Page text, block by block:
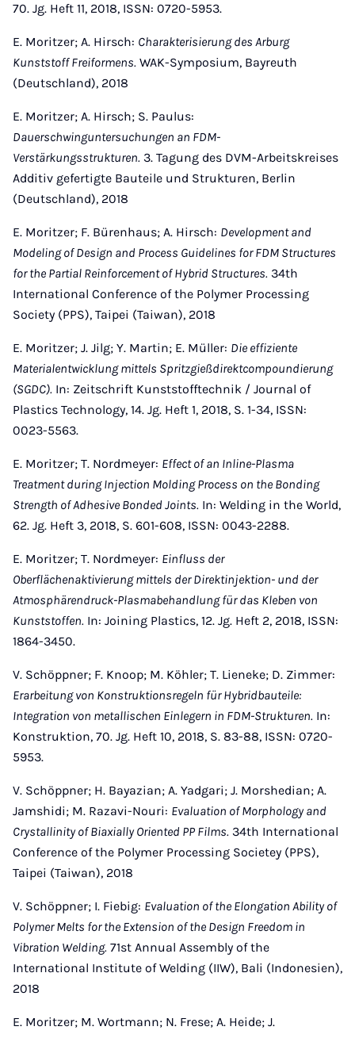
70. Jg. Heft 11, 2018, ISSN: 0720-5953.
E. Moritzer; A. Hirsch: Charakterisierung des Arburg
Kunststoff Freiformens. WAK-Symposium, Bayreuth
(Deutschland), 2018
E. Moritzer; A. Hirsch; S. Paulus:
Dauerschwinguntersuchungen an FDM-
Verstärkungsstrukturen. 3. Tagung des DVM-Arbeitskreises
Additiv gefertigte Bauteile und Strukturen, Berlin
(Deutschland), 2018
E. Moritzer; F. Bürenhaus; A. Hirsch: Development and
Modeling of Design and Process Guidelines for FDM Structures
for the Partial Reinforcement of Hybrid Structures. 34th
International Conference of the Polymer Processing
Society (PPS), Taipei (Taiwan), 2018
E. Moritzer; J. Jilg; Y. Martin; E. Müller: Die effiziente
Materialentwicklung mittels Spritzgießdirektcompoundierung
(SGDC). In: Zeitschrift Kunststofftechnik / Journal of
Plastics Technology, 14. Jg. Heft 1, 2018, S. 1-34, ISSN:
0023-5563.
E. Moritzer; T. Nordmeyer: Effect of an Inline-Plasma
Treatment during Injection Molding Process on the Bonding
Strength of Adhesive Bonded Joints. In: Welding in the World,
62. Jg. Heft 3, 2018, S. 601-608, ISSN: 0043-2288.
E. Moritzer; T. Nordmeyer: Einfluss der
Oberflächenaktivierung mittels der Direktinjektion- und der
Atmosphärendruck-Plasmabehandlung für das Kleben von
Kunststoffen. In: Joining Plastics, 12. Jg. Heft 2, 2018, ISSN:
1864-3450.
V. Schöppner; F. Knoop; M. Köhler; T. Lieneke; D. Zimmer:
Erarbeitung von Konstruktionsregeln für Hybridbauteile:
Integration von metallischen Einlegern in FDM-Strukturen. In:
Konstruktion, 70. Jg. Heft 10, 2018, S. 83-88, ISSN: 0720-
5953.
V. Schöppner; H. Bayazian; A. Yadgari; J. Morshedian; A.
Jamshidi; M. Razavi-Nouri: Evaluation of Morphology and
Crystallinity of Biaxially Oriented PP Films. 34th International
Conference of the Polymer Processing Societey (PPS),
Taipei (Taiwan), 2018
V. Schöppner; I. Fiebig: Evaluation of the Elongation Ability of
Polymer Melts for the Extension of the Design Freedom in
Vibration Welding. 71st Annual Assembly of the
International Institute of Welding (IIW), Bali (Indonesien),
2018
E. Moritzer; M. Wortmann; N. Frese; A. Heide; J.